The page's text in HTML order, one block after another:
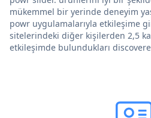
mükemmel bir yerinde deneyim
powr uygulamalarıyla etkileşime
sitelerindeki diğer kişilerden 2,5
etkileşimde bulundukları